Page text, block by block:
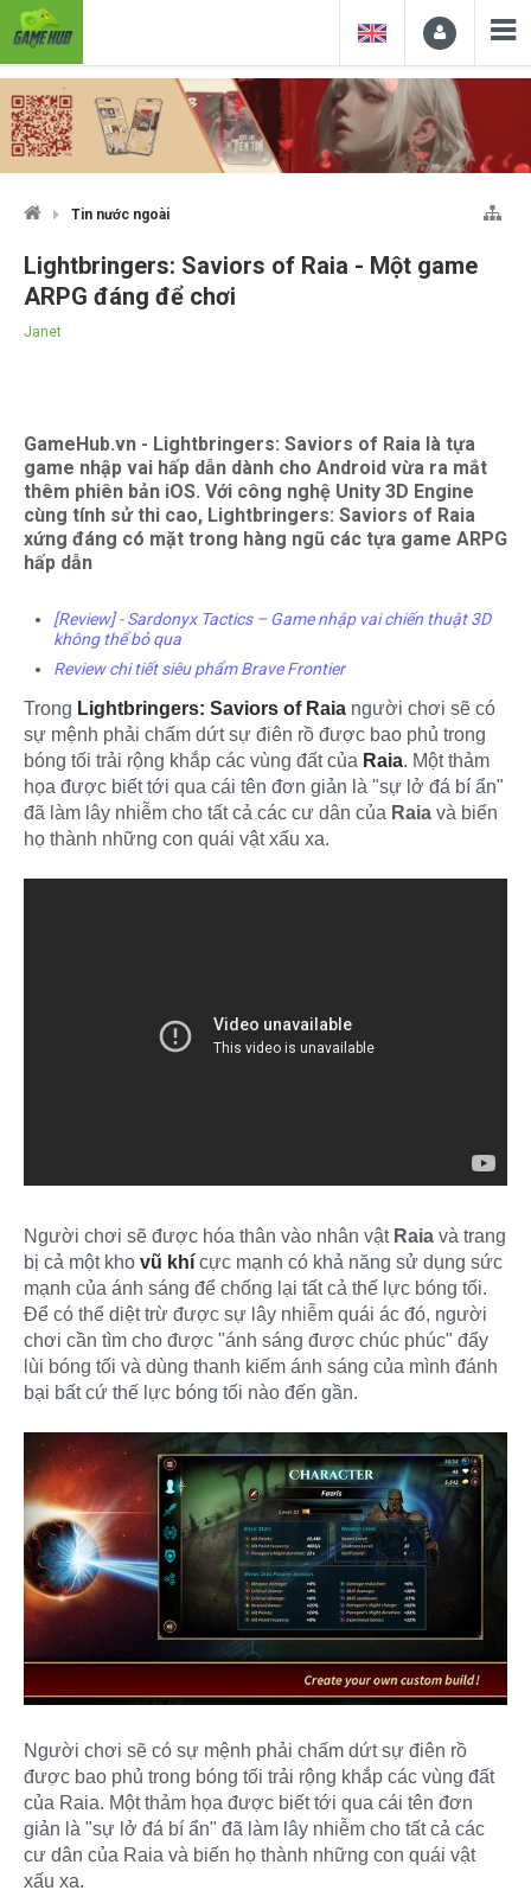
Tin nước ngoài
Lightbringers: Saviors of Raia - Một game
ARPG đáng để chơi
Janet
GameHub.vn - Lightbringers: Saviors of Raia là tựa
game nhập vai hấp dẫn dành cho Android vừa ra mắt
thêm phiên bản iOS. Với công nghệ Unity 3D Engine
cùng tính sử thi cao, Lightbringers: Saviors of Raia
xứng đáng có mặt trong hàng ngũ các tựa game ARPG
hấp dẫn
[Review] - Sardonyx Tactics – Game nhập vai chiến thuật 3D
không thể bỏ qua
Review chi tiết siêu phẩm Brave Frontier
Trong Lightbringers: Saviors of Raia người chơi sẽ có
sự mệnh phải chấm dứt sự điên rồ được bao phủ trong
bóng tối trải rộng khắp các vùng đất của Raia. Một thảm
họa được biết tới qua cái tên đơn giản là "sự lở đá bí ẩn"
đã làm lây nhiễm cho tất cả các cư dân của Raia và biến
họ thành những con quái vật xấu xa.
Người chơi sẽ được hóa thân vào nhân vật Raia và trang
bị cả một kho vũ khí cực mạnh có khả năng sử dụng sức
mạnh của ánh sáng để chống lại tất cả thế lực bóng tối.
Để có thể diệt trừ được sự lây nhiễm quái ác đó, người
chơi cần tìm cho được "ánh sáng được chúc phúc" đẩy
lùi bóng tối và dùng thanh kiếm ánh sáng của mình đánh
bại bất cứ thế lực bóng tối nào đến gần.
Người chơi sẽ có sự mệnh phải chấm dứt sự điên rồ
được bao phủ trong bóng tối trải rộng khắp các vùng đất
của Raia. Một thảm họa được biết tới qua cái tên đơn
giản là "sự lở đá bí ẩn" đã làm lây nhiễm cho tất cả các
cư dân của Raia và biến họ thành những con quái vật
xấu xa.